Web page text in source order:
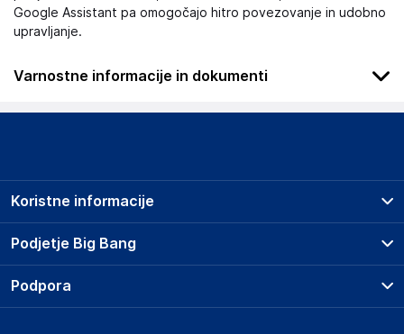
Google Assistant pa omogočajo hitro povezovanje in udobno
upravljanje.
Varnostne informacije in dokumenti
Podatki o proizvajalcu
Candy Hoover Group S.r.l.
Italy
contact-he/
Podjetje Big Bang
O podjetju
Koristne informacije
Prodajna mesta
Storitve
Dostava, vnos in odvoz
Podpora